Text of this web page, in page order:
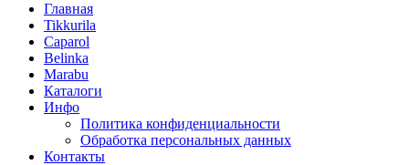
Главная
Tikkurila
Caparol
Belinka
Marabu
Каталоги
Инфо
Политика конфиденциальности
Обработка персональных данных
Контакты